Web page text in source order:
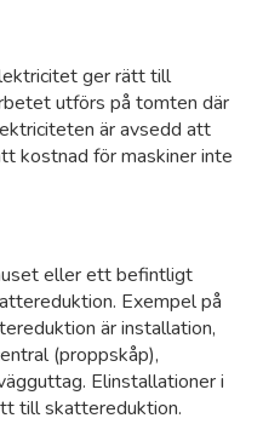
ger rätt till
utförs på tomten där
är avsedd att
kostnad för maskiner inte
eller ett befintligt
Exempel på
är installation,
(proppskåp),
Elinstallationer i
till skattereduktion.